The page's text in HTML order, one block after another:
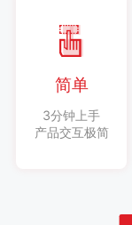
简单
3分钟上手
产品交互极简